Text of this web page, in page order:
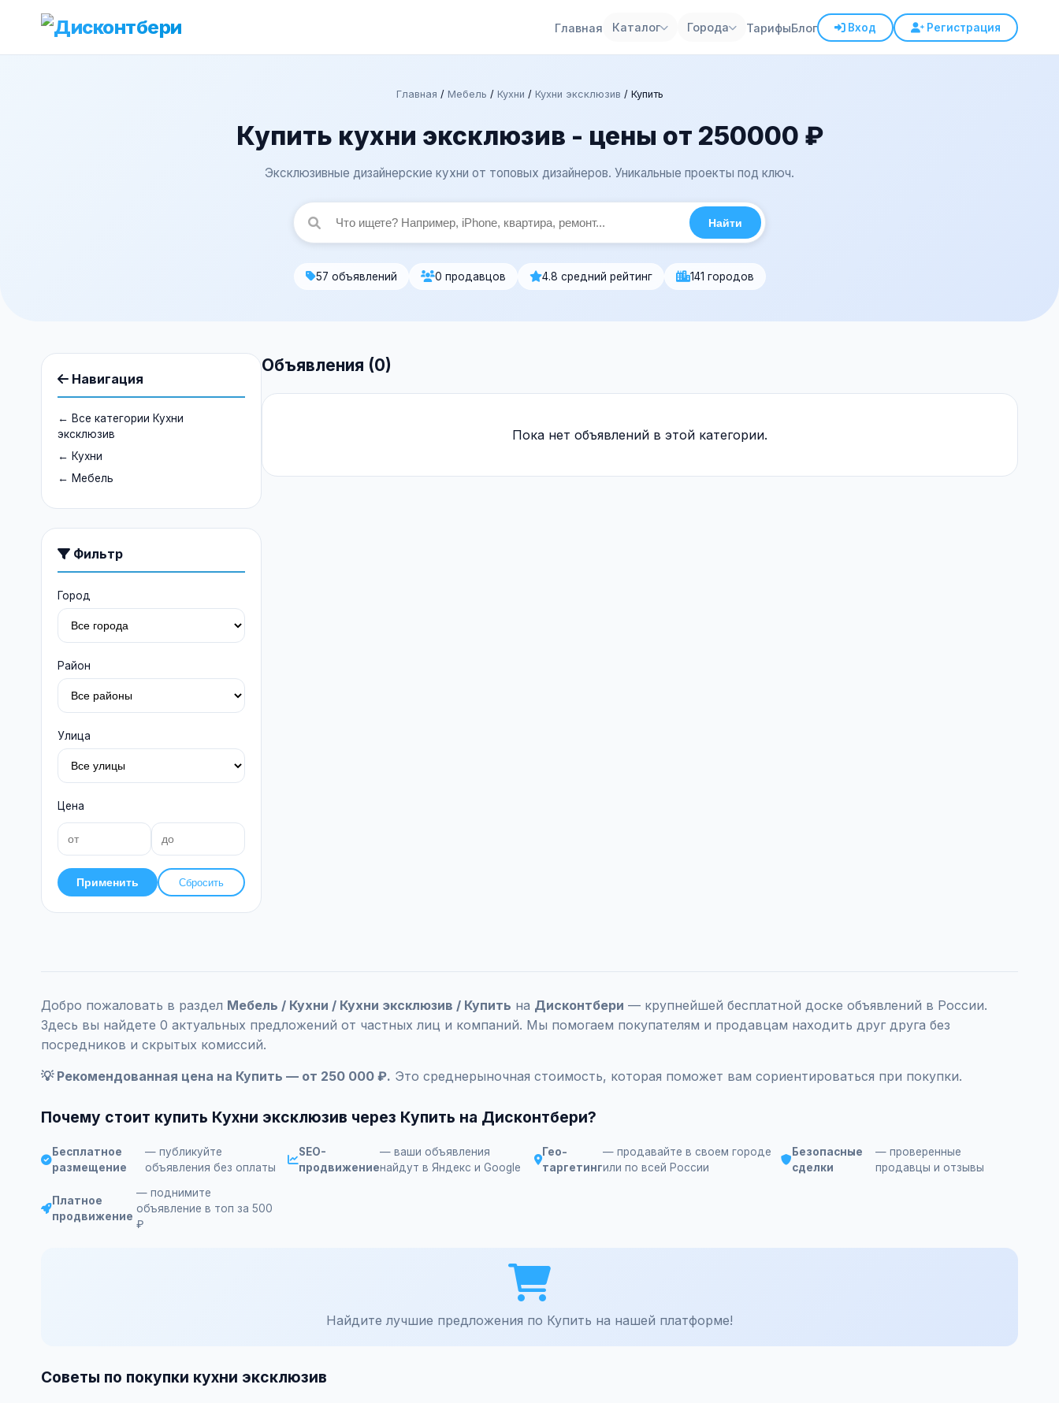
Главная Каталог Города ТарифыБлог Вход Регистрация
Главная / Мебель / Кухни / Кухни эксклюзив / Купить
Купить кухни эксклюзив - цены от 250000 ₽
Эксклюзивные дизайнерские кухни от топовых дизайнеров. Уникальные проекты под ключ.
Найти
57 объявлений 0 продавцов 4.8 средний рейтинг 141 городов
Навигация
← Все категории Кухни
эксклюзив
← Кухни
← Мебель
Фильтр
Город
Район
Улица
Цена
Применить Сбросить
Объявления (0)
Пока нет объявлений в этой категории.
Добро пожаловать в раздел Мебель / Кухни / Кухни эксклюзив / Купить на Дисконтбери — крупнейшей бесплатной доске объявлений в России.
Здесь вы найдете 0 актуальных предложений от частных лиц и компаний. Мы помогаем покупателям и продавцам находить друг друга без
посредников и скрытых комиссий.
💡 Рекомендованная цена на Купить — от 250 000 ₽. Это среднерыночная стоимость, которая поможет вам сориентироваться при покупки.
Почему стоит купить Кухни эксклюзив через Купить на Дисконтбери?
Бесплатное
размещение
— публикуйте
объявления без оплаты
SEO-
продвижение
— ваши объявления
найдут в Яндекс и Google
Гео-
таргетинг
— продавайте в своем городе
или по всей России
Безопасные
сделки
— проверенные
продавцы и отзывы
Платное
продвижение
— поднимите
объявление в топ за 500
₽
Найдите лучшие предложения по Купить на нашей платформе!
Советы по покупки кухни эксклюзив